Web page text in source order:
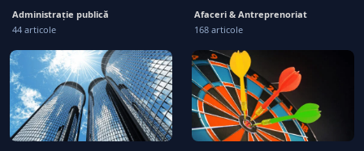
Administrație publică
44 articole
Afaceri & Antreprenoriat
168 articole